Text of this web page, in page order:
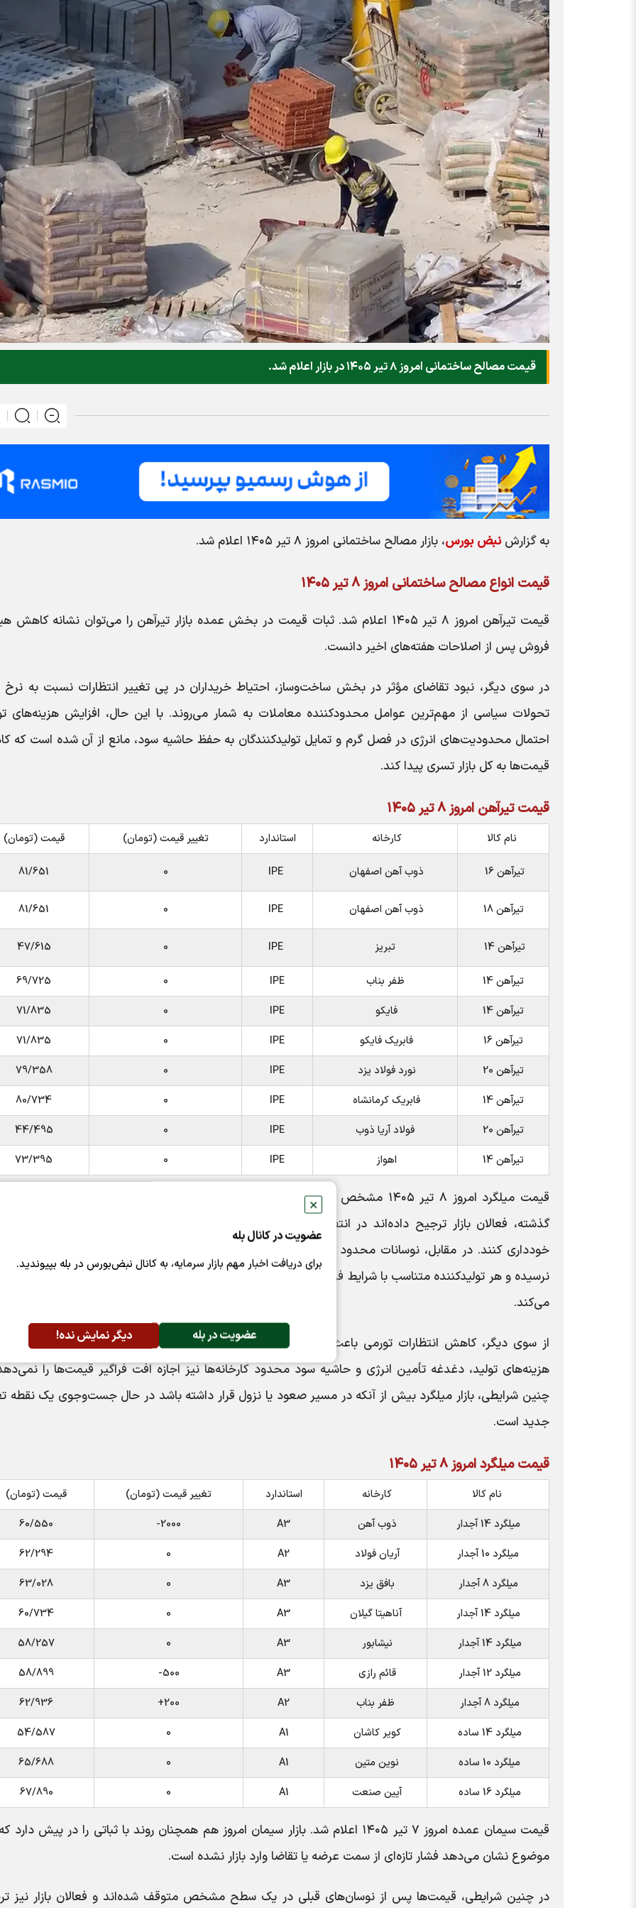
✕
عضویت در کانال بله
برای دریافت اخبار مهم بازار سرمایه، به کانال نبض‌بورس در بله بپیوندید.
عضویت در بله دیگر نمایش نده!
قیمت مصالح ساختمانی امروز ۸ تیر ۱۴۰۵ در بازار اعلام شد.
به گزارشنبض بورس، بازار مصالح ساختمانی امروز ۸ تیر ۱۴۰۵ اعلام شد.
قیمت انواع مصالح ساختمانی امروز ۸ تیر ۱۴۰۵
قیمت تیرآهن امروز ۸ تیر ۱۴۰۵ اعلام شد. ثبات قیمت در بخش عمده بازار تیرآهن را می‌توان نشانه کاهش
فروش پس از اصلاحات هفته‌های اخیر دانست.
در سوی دیگر، نبود تقاضای مؤثر در بخش ساخت‌وساز، احتیاط خریداران در پی تغییر انتظارات نسبت به نرخ
تحولات سیاسی از مهم‌ترین عوامل محدودکننده معاملات به شمار می‌روند. با این حال، افزایش هزینه‌های
احتمال محدودیت‌های انرژی در فصل گرم و تمایل تولیدکنندگان به حفظ حاشیه سود، مانع از آن شده است که
قیمت‌ها به کل بازار تسری پیدا کند.
قیمت تیرآهن امروز ۸ تیر ۱۴۰۵
نام کالا کارخانه استاندارد تغییر قیمت (تومان) قیمت (تومان)
تیرآهن 16 ذوب آهن اصفهان 0
81/651
تیرآهن 18 ذوب آهن اصفهان 0
81/651
تیرآهن 14 تبریز 0
47/615
تیرآهن 14 ظفر بناب IPE
0
69/725
تیرآهن 14
فایکو IPE
0
71/835
تیرآهن 16
فابریک فایکو IPE
0
71/835
تیرآهن 20
نورد فولاد یزد IPE
0
79/358
تیرآهن 14
فابریک کرمانشاه IPE
0
80/734
تیرآهن 20
فولاد آریا ذوب IPE
0
44/495
تیرآهن 14
اهواز IPE
0
73/395
قیمت میلگرد امروز ۸ تیر ۱۴۰۵ مشخص شد. غلبه ثبات بر بازار میلگرد نشان می‌دهد پس از اصلاحات
گذشته، فعالان بازار ترجیح داده‌اند در انتظار مشخص‌تر شدن روند متغیرهای اثرگذار از تغییرات گسترده
خودداری کنند. در مقابل، نوسانات محدود در برخی محصولات نیز بیانگر آن است که بازار هنوز به یک مسیر
نرسیده و هر تولیدکننده متناسب با شرایط فروش، موجودی انبار و سطح تقاضای خود، سیاست قیمتی متفاوتی را
می‌کند.
از سوی دیگر، کاهش انتظارات تورمی باعث شده تقاضای سرمایه‌ای همچنان در سطح پایینی قرار داشته
هزینه‌های تولید، دغدغه تأمین انرژی و حاشیه سود محدود کارخانه‌ها نیز اجازه افت فراگیر قیمت‌ها را
چنین شرایطی، بازار میلگرد بیش از آنکه در مسیر صعود یا نزول قرار داشته باشد در حال جست‌وجوی یک نقطه
جدید است.
قیمت میلگرد امروز ۸ تیر ۱۴۰۵
نام کالا کارخانه استاندارد تغییر قیمت (تومان)
قیمت (تومان)
میلگرد 14 آجدار
ذوب آهن A3
2000-
60/550
میلگرد 10 آجدار
آریان فولاد A2
0
62/294
میلگرد 8 آجدار
بافق یزد A3
0
63/028
میلگرد 14 آجدار
آناهیتا گیلان A3
0
60/734
میلگرد 14 آجدار
نیشابور A3
0
58/257
میلگرد 12 آجدار
قائم رازی A3
500-
58/899
میلگرد 8 آجدار
ظفر بناب A2
200+
62/936
میلگرد 14 ساده
کویر کاشان A1
0
54/587
میلگرد 10 ساده
نوین متین A1
0
65/688
میلگرد 16 ساده
آیین صنعت A1
0
67/890
قیمت سیمان عمده امروز ۷ تیر ۱۴۰۵ اعلام شد. بازار سیمان امروز هم همچنان روند با ثباتی را در پیش
موضوع نشان می‌دهد فشار تازه‌ای از سمت عرضه یا تقاضا وارد بازار نشده است.
در چنین شرایطی، قیمت‌ها پس از نوسان‌های قبلی در یک سطح مشخص متوقف شده‌اند و فعالان بازار نیز